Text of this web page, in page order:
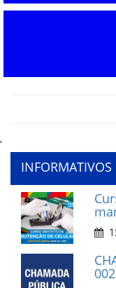
'
INFORMATIVOS